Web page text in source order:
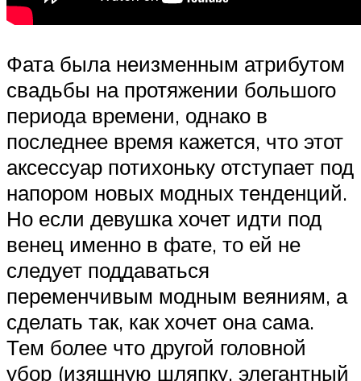
Фата была неизменным атрибутом
свадьбы на протяжении большого
периода времени, однако в
последнее время кажется, что этот
аксессуар потихоньку отступает под
напором новых модных тенденций.
Но если девушка хочет идти под
венец именно в фате, то ей не
следует поддаваться
переменчивым модным веяниям, а
сделать так, как хочет она сама.
Тем более что другой головной
убор (изящную шляпку, элегантный